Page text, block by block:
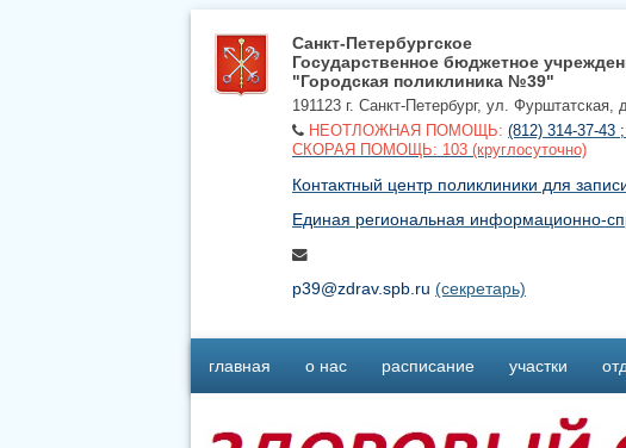
Санкт-Петербургское
Государственное бюджетное
"Городская поликлиника №39"
191123 г. Санкт-Петербург, ул. Фурштатская,
НЕОТЛОЖНАЯ ПОМОЩЬ: (812) 314-37-43
СКОРАЯ ПОМОЩЬ: 103 (круглосуточно)
Контактный центр поликлиники для
Единая региональная информационно-
p39@zdrav.spb.ru (секретарь)
главная о нас расписание участки